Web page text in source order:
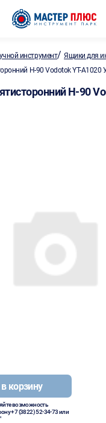
инструмент/Ящики для
Н-90 Vodotok YT-A1020
Н-90
корзину
возможность
+7 (3822) 52-34-73или